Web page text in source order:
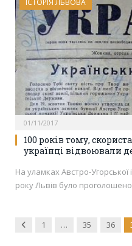
01/11/2017
100 років тому,
українці відвоювали
На уламках Австро-Угорської
року Львів було
Previous
1 … 35 36